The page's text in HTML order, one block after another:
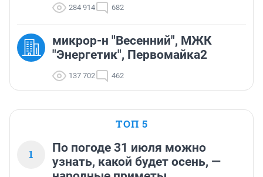
284 914 682
микрор-н "Весенний", МЖК
"Энергетик", Первомайка2
137 702 462
ТОП 5
1
По погоде 31 июля можно
узнать, какой будет осень, —